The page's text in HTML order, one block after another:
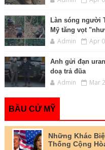
Làn sóng người
Mỹ tăng vọt
Admin Apr
Anh gửi đạn
doạ trả đũa
Admin Mar
BẦU CỬ MỸ
Những Khác
Thống Cộng